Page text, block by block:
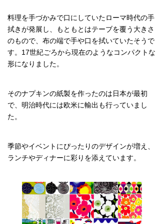
料理を手づかみで口にしていたローマ時代の手
拭きが発展し、もともとはテーブを覆う大きさ
のもので、布の端で手や口を拭いていたそうで
す。17世紀ごろから現在のようなコンパクトな
形になりました。
そのナプキンの紙製を作ったのは日本が最初
で、明治時代には欧米に輸出も行っていまし
た。
季節やイベントにぴったりのデザインが増え、
ランチやディナーに彩りを添えています。